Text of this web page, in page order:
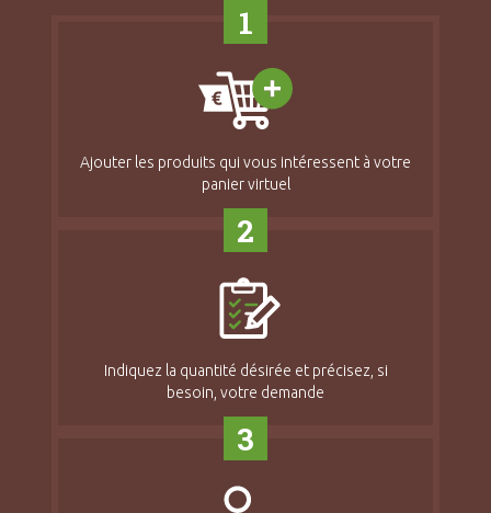
1
Ajouter les produits qui vous intéressent à votre
panier virtuel
2
Indiquez la quantité désirée et précisez, si
besoin, votre demande
3